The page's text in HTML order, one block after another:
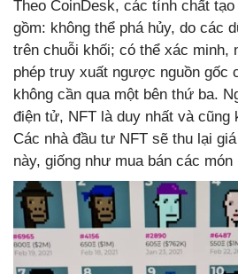
Theo CoinDesk, các tính chất
gồm: không thể phá hủy, do các
trên chuỗi khối; có thể xác minh,
phép truy xuất ngược nguồn gốc
không cần qua một bên thứ ba.
điện tử, NFT là duy nhất và cũng
Các nhà đầu tư NFT sẽ thu lại
này, giống như mua bán các